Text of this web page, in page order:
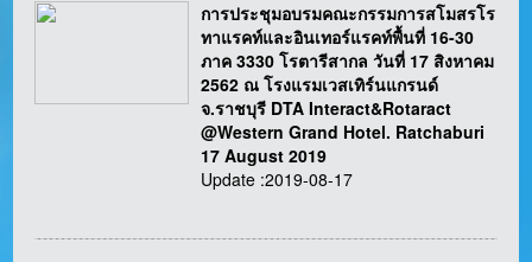
การประชุมอบรมคณะกรรมการสโมสรโร
ทาแรคท์และอินเทอร์แรคท์พื้นที่ 16-30
ภาค 3330 โรตารีสากล วันที่ 17 สิงหาคม
2562 ณ โรงแรมเวสเทิร์นแกรนด์
จ.ราชบุรี DTA Interact&Rotaract
@Western Grand Hotel. Ratchaburi
17 August 2019
Update :2019-08-17